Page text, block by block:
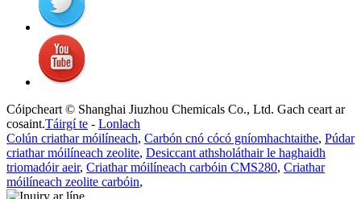
Cóipcheart © Shanghai Jiuzhou Chemicals Co., Ltd. Gach ceart ar
cosaint.Táirgí te - Lonlach
Colún criathar móilíneach, Carbón cnó cócó gníomhachtaithe, Púdar
criathar móilíneach zeolite, Desiccant athsholáthair le haghaidh
triomadóir aeir, Criathar móilíneach carbóin CMS280, Criathar
móilíneach zeolite carbóin,